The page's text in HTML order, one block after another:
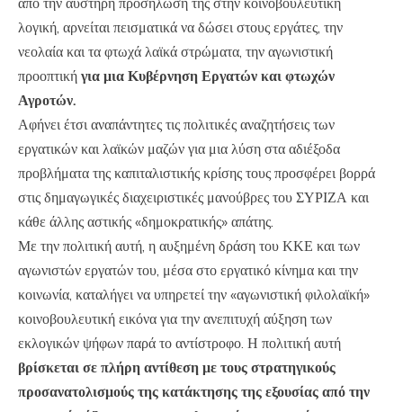
λογική, αρνείται πεισματικά να δώσει στους εργάτες, την
νεολαία και τα φτωχά λαϊκά στρώματα, την αγωνιστική
προοπτική για μια Κυβέρνηση Εργατών και φτωχών
Αγροτών.
Αφήνει έτσι αναπάντητες τις πολιτικές αναζητήσεις των
εργατικών και λαϊκών μαζών για μια λύση στα αδιέξοδα
προβλήματα της καπιταλιστικής κρίσης τους προσφέρει βορρά
στις δημαγωγικές διαχειριστικές μανούβρες του ΣΥΡΙΖΑ και
κάθε άλλης αστικής «δημοκρατικής» απάτης.
Με την πολιτική αυτή, η αυξημένη δράση του ΚΚΕ και των
αγωνιστών εργατών του, μέσα στο εργατικό κίνημα και την
κοινωνία, καταλήγει να υπηρετεί την «αγωνιστική φιλολαϊκή»
κοινοβουλευτική εικόνα για την ανεπιτυχή αύξηση των
εκλογικών ψήφων παρά το αντίστροφο. Η πολιτική αυτή
βρίσκεται σε πλήρη αντίθεση με τους στρατηγικούς
προσανατολισμούς της κατάκτησης της εξουσίας από την